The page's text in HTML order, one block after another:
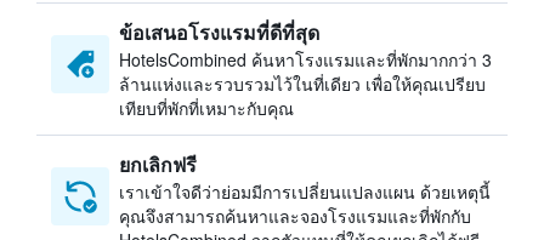
ข้อเสนอโรงแรมที่ดีที่สุด
HotelsCombined ค้นหาโรงแรมและที่พักมากกว่า 3
ล้านแห่งและรวบรวมไว้ในที่เดียว เพื่อให้คุณเปรียบ
เทียบที่พักที่เหมาะกับคุณ
ยกเลิกฟรี
เราเข้าใจดีว่าย่อมมีการเปลี่ยนแปลงแผน ด้วยเหตุนี้
คุณจึงสามารถค้นหาและจองโรงแรมและที่พักกับ